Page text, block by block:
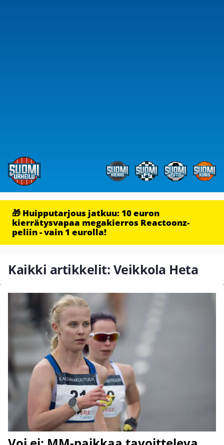
🎁 Huipputarjous jatkuu: 10 euron
kierrätysvapaa megakierros Reactoonz-
peliin - vain 1 eurolla!
Kaikki artikkelit: Veikkola Heta